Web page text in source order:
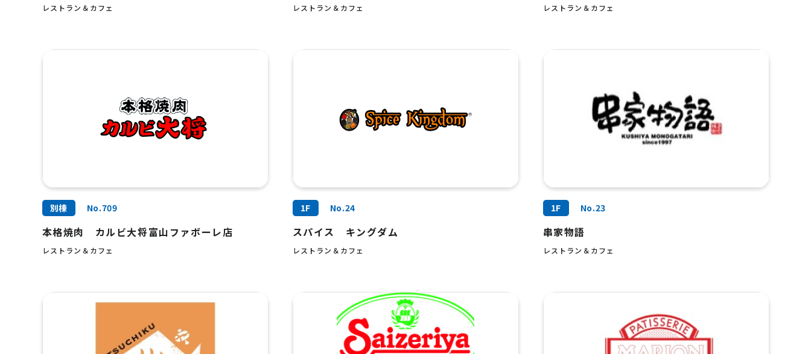
レストラン＆カフェ レストラン＆カフェ レストラン＆カフェ
別棟 No.709
本格焼肉 カルビ大将富山ファボーレ店
レストラン＆カフェ
1F No.24
スパイス キングダム
レストラン＆カフェ
1F No.23
串家物語
レストラン＆カフェ